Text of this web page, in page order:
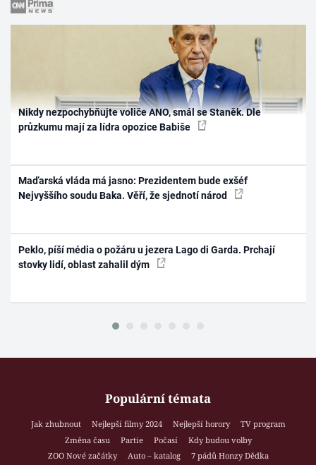
Nikdy nezpochybňujte voliče ANO, smál se Staněk. Dle
průzkumu mají za lídra opozice Babiše
Maďarská vláda má jasno: Prezidentem bude exšéf
Nejvyššího soudu Baka. Věří, že sjednotí národ
Peklo, píší média o požáru u jezera Lago di Garda. Prchají
stovky lidí, oblast zahalil dým
Populární témata
Jak zhubnout Nejlepší filmy 2024 Nejlepší horory
TV program
Změna času
Partie Počasí
Kdy budou volby
ZOO Nové začátky
Auto – katalog
7 pádů Honzy Dědka